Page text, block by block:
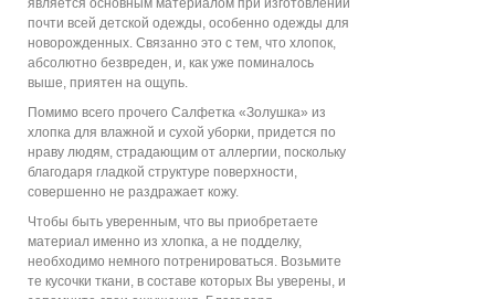
почти всей детской одежды, особенно одежды для
новорожденных. Связанно это с тем, что хлопок,
абсолютно безвреден, и, как уже поминалось
выше, приятен на ощупь.
Помимо всего прочего Салфетка «Золушка» из
хлопка для влажной и сухой уборки, придется по
нраву людям, страдающим от аллергии, поскольку
благодаря гладкой структуре поверхности,
совершенно не раздражает кожу.
Чтобы быть уверенным, что вы приобретаете
материал именно из хлопка, а не подделку,
необходимо немного потренироваться. Возьмите
те кусочки ткани, в составе которых Вы уверены, и